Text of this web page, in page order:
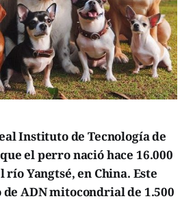
Instituto de Tecnología de
el perro nació hace 16.000
río Yangtsé, en China. Este
ADN mitocondrial de 1.500